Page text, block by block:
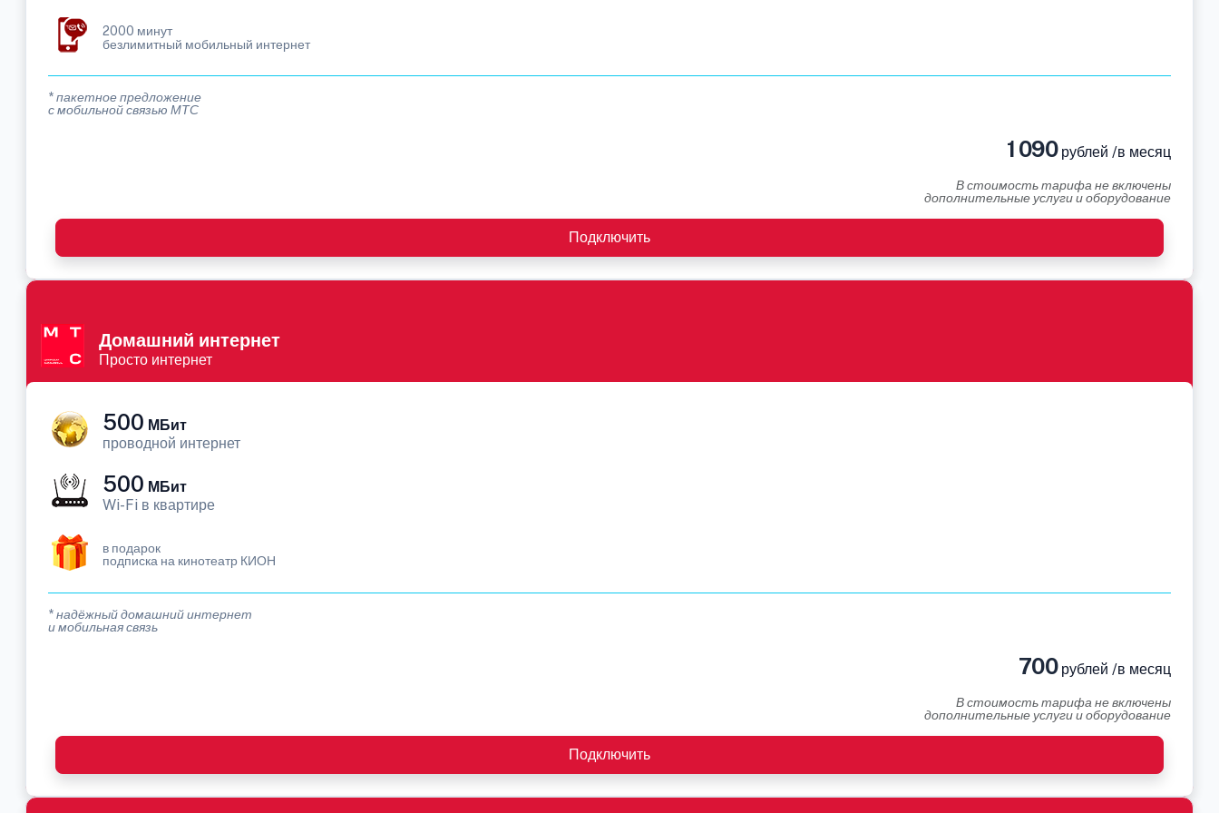
2000 минут
безлимитный мобильный интернет
* пакетное предложение
с мобильной связью МТС
1 090рублей /в месяц
В стоимость тарифа не включены
дополнительные услуги и оборудование
Подключить
Домашний интернет
Просто интернет
500 МБит
проводной интернет
500 МБит
Wi-Fi в квартире
в подарок
подписка на кинотеатр КИОН
* надёжный домашний интернет
и мобильная связь
700рублей /в месяц
В стоимость тарифа не включены
дополнительные услуги и оборудование
Подключить